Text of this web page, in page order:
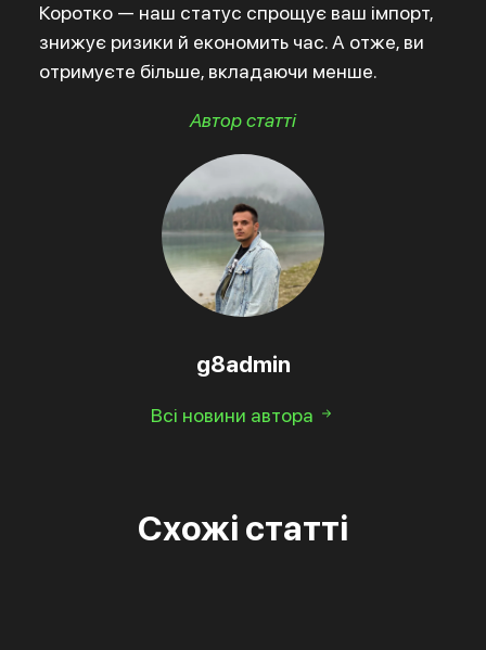
Коротко — наш статус спрощує ваш імпорт,
знижує ризики й економить час. А отже, ви
отримуєте більше, вкладаючи менше.
Автор статті
g8admin
Всі новини автора
Схожі статті